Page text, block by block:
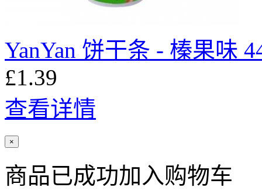
YanYan 饼干条 - 榛果味
£1.39
查看详情
×
商品已成功加入购物车